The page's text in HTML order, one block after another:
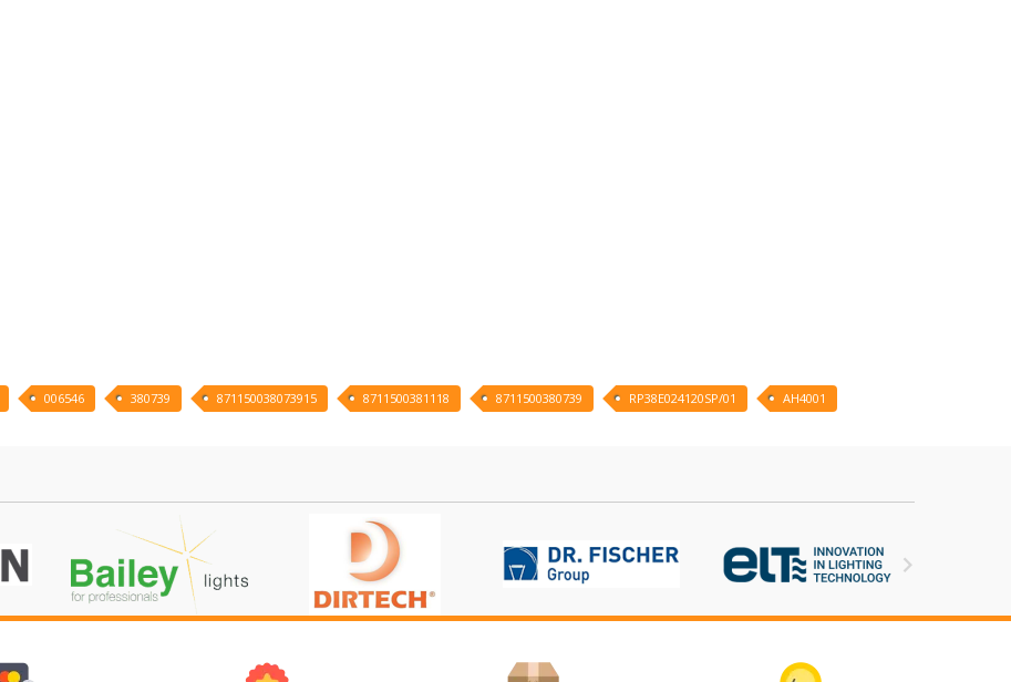
006546 380739 871150038073915 8711500381118 8711500380739 RP38E024120SP/01
AH4001
